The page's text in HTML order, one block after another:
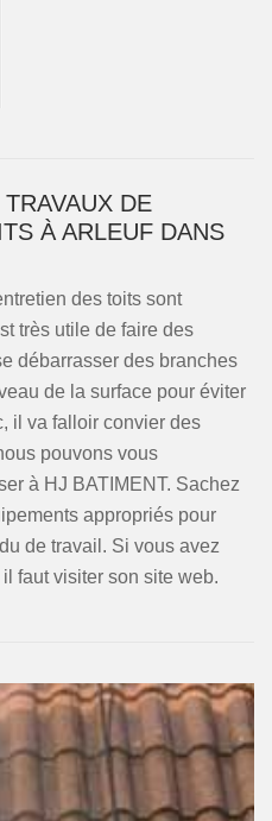
DE
À ARLEUF DANS
des toits sont
très utile de faire des
débarrasser des branches
de la surface pour éviter
il va falloir convier des
pouvons vous
à HJ BATIMENT. Sachez
appropriés pour
de travail. Si vous avez
faut visiter son site web.